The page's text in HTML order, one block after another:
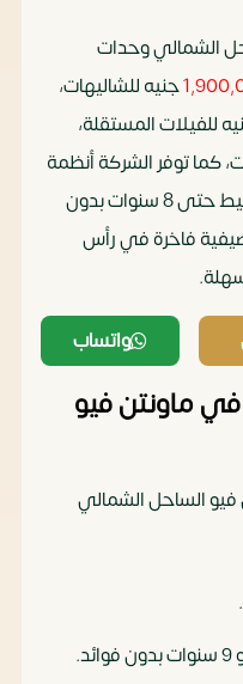
الشمالي وحدات
جنيه للشاليهات،
للفيلات المستقلة،
كما توفر الشركة أنظمة
سداد مرنة تبدأ بمقدم 10% وتقسيط حتى 8 سنوات بدون
فاخرة في رأس
واتساب
في ماونتن فيو
الساحل الشمالي